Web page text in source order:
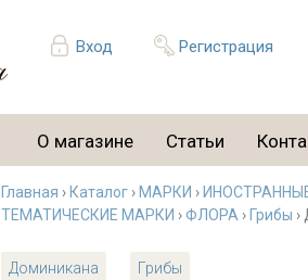
Вход Регистрация
О магазине Статьи
Главная › Каталог › МАРКИ ›
ТЕМАТИЧЕСКИЕ МАРКИ ›ФЛОРА › Грибы
Доминикана Грибы